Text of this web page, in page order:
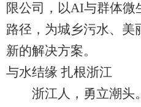
限公司，以AI与群体微
路径，为城乡污水、美
新的解决方案。
与水结缘 扎根浙江
浙江人，勇立潮头